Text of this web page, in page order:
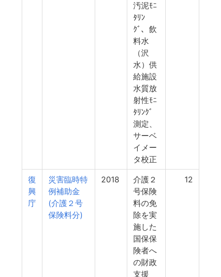
汚泥ﾓﾆ
ﾀﾘﾝ
ｸﾞ、飲
料水
（沢
水）供
給施設
水質放
射性ﾓﾆ
ﾀﾘﾝｸﾞ
測定、
サーベ
イメー
タ校正
復
興
庁
災害臨時特
例補助金
(介護２号
保険料分)
2018
介護２
号保険
料の免
除を実
施した
国保保
険者へ
の財政
支援
12